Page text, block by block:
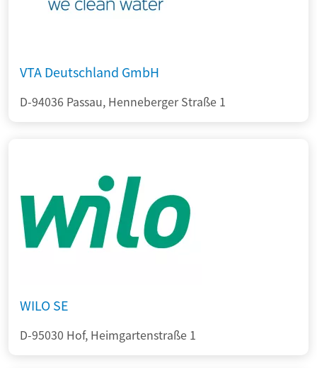
VTA Deutschland GmbH
D-94036 Passau, Henneberger Straße 1
WILO SE
D-95030 Hof, Heimgartenstraße 1